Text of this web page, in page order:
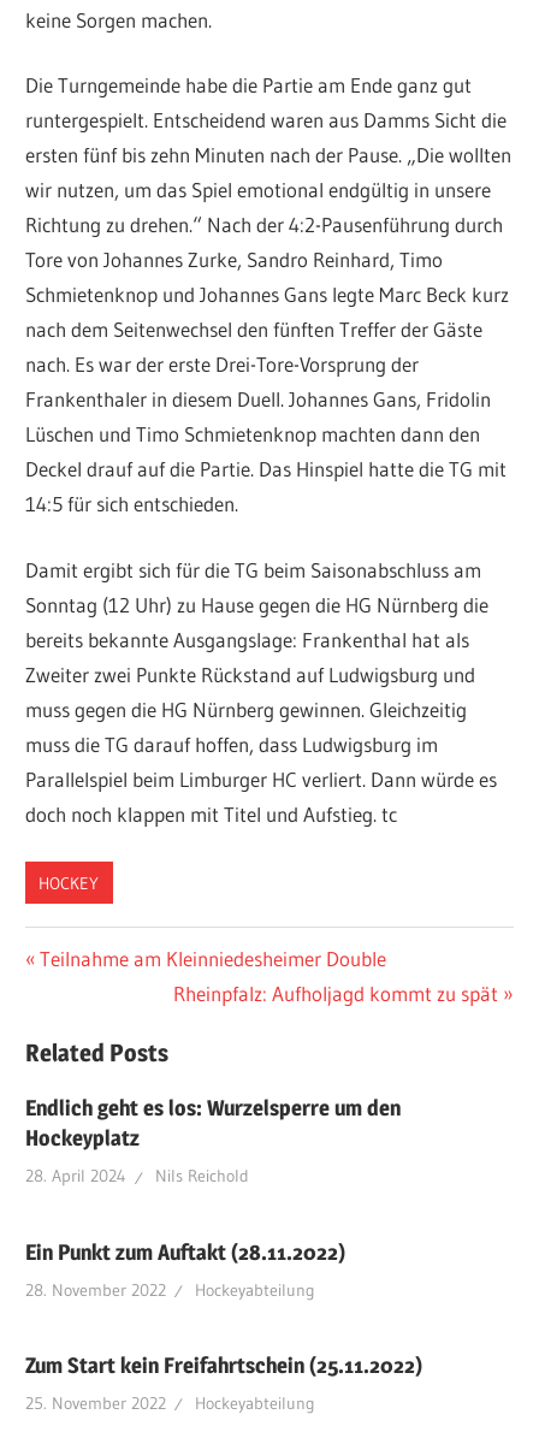
keine Sorgen machen.
Die Turngemeinde habe die Partie am Ende ganz gut
runtergespielt. Entscheidend waren aus Damms Sicht die
ersten fünf bis zehn Minuten nach der Pause. „Die wollten
wir nutzen, um das Spiel emotional endgültig in unsere
Richtung zu drehen.“ Nach der 4:2-Pausenführung durch
Tore von Johannes Zurke, Sandro Reinhard, Timo
Schmietenknop und Johannes Gans legte Marc Beck kurz
nach dem Seitenwechsel den fünften Treffer der Gäste
nach. Es war der erste Drei-Tore-Vorsprung der
Frankenthaler in diesem Duell. Johannes Gans, Fridolin
Lüschen und Timo Schmietenknop machten dann den
Deckel drauf auf die Partie. Das Hinspiel hatte die TG mit
14:5 für sich entschieden.
Damit ergibt sich für die TG beim Saisonabschluss am
Sonntag (12 Uhr) zu Hause gegen die HG Nürnberg die
bereits bekannte Ausgangslage: Frankenthal hat als
Zweiter zwei Punkte Rückstand auf Ludwigsburg und
muss gegen die HG Nürnberg gewinnen. Gleichzeitig
muss die TG darauf hoffen, dass Ludwigsburg im
Parallelspiel beim Limburger HC verliert. Dann würde es
doch noch klappen mit Titel und Aufstieg. tc
HOCKEY
Beitragsnavigation
Vorheriger
Teilnahme am Kleinniedesheimer Double
Nächster
Rheinpfalz: Aufholjagd kommt zu spät
Related Posts
Endlich geht es los: Wurzelsperre um den
Hockeyplatz
28. April 2024 Nils Reichold
Ein Punkt zum Auftakt (28.11.2022)
28. November 2022 Hockeyabteilung
Zum Start kein Freifahrtschein (25.11.2022)
25. November 2022 Hockeyabteilung